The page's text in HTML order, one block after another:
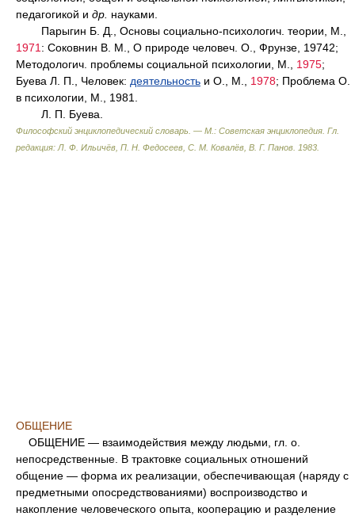
педагогикой и др. науками.
Парыгин Б. Д., Основы социально-психологич. теории, М.,
1971 : Соковнин В. М., О природе человеч. О., Фрунзе, 19742;
Методологич. проблемы социальной психологии, М., 1975;
Буева Л. П., Человек: деятельность и О., М., 1978; Проблема О.
в психологии, М., 1981.
Л. П. Буева.
Философский энциклопедический словарь. — М.: Советская энциклопедия Гл.
редакция: Л. Ф. Ильичёв, П. Н. Федосеев, С. М. Ковалёв, В. Г. Панов 1983
ОБЩЕНИЕ
ОБЩЕНИЕ — взаимодействия между людьми, гл. о.
непосредственные. В трактовке социальных отношений
общение — форма их реализации, обеспечивающая (наряду с
предметными опосредствованиями) воспроизводство и
накопление человеческого опыта, кооперацию и разделение